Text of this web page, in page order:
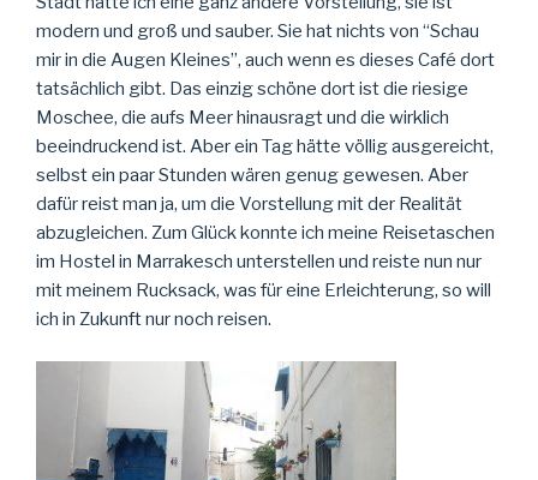
modern und groß und sauber. Sie hat nichts von “Schau
mir in die Augen Kleines”, auch wenn es dieses Café dort
tatsächlich gibt. Das einzig schöne dort ist die riesige
Moschee, die aufs Meer hinausragt und die wirklich
beeindruckend ist. Aber ein Tag hätte völlig ausgereicht,
selbst ein paar Stunden wären genug gewesen. Aber
dafür reist man ja, um die Vorstellung mit der Realität
abzugleichen. Zum Glück konnte ich meine Reisetaschen
im Hostel in Marrakesch unterstellen und reiste nun nur
mit meinem Rucksack, was für eine Erleichterung, so will
ich in Zukunft nur noch reisen.